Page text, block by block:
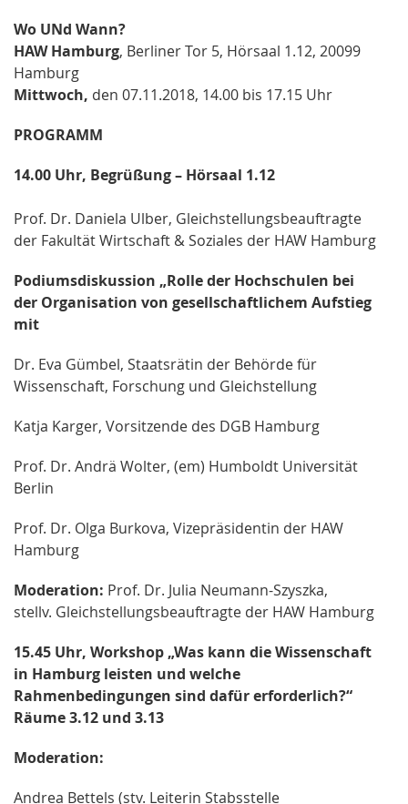
Wo UNd Wann?
HAW Hamburg, Berliner Tor 5, Hörsaal 1.12, 20099
Hamburg
Mittwoch, den 07.11.2018, 14.00 bis 17.15 Uhr
PROGRAMM
14.00 Uhr, Begrüßung – Hörsaal 1.12
Prof. Dr. Daniela Ulber, Gleichstellungsbeauftragte
der Fakultät Wirtschaft & Soziales der HAW Hamburg
Podiumsdiskussion „Rolle der Hochschulen bei
der Organisation von gesellschaftlichem Aufstieg
mit
Dr. Eva Gümbel, Staatsrätin der Behörde für
Wissenschaft, Forschung und Gleichstellung
Katja Karger, Vorsitzende des DGB Hamburg
Prof. Dr. Andrä Wolter, (em) Humboldt Universität
Berlin
Prof. Dr. Olga Burkova, Vizepräsidentin der HAW
Hamburg
Moderation: Prof. Dr. Julia Neumann-Szyszka,
stellv. Gleichstellungsbeauftragte der HAW Hamburg
15.45 Uhr, Workshop „Was kann die Wissenschaft
in Hamburg leisten und welche
Rahmenbedingungen sind dafür erforderlich?“
Räume 3.12 und 3.13
Moderation:
Andrea Bettels (stv. Leiterin Stabsstelle